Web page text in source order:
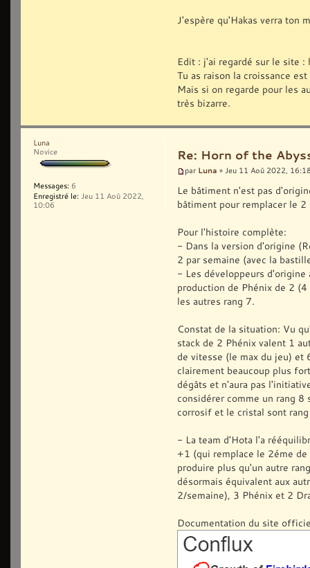
J'espère qu'Hakas verra ton
Edit : j'ai regardé sur le site :
Tu as raison la croissance
Mais si on regarde pour les
très bizarre.
Re: Horn of the
par Luna » Jeu 11 Aoû 2022,
Le bâtiment n'est pas
bâtiment pour remplacer le
Pour l'histoire complète:
- Dans la version d'origine
2 par semaine (avec la
- Les développeurs
production de Phénix de 2
les autres rang 7.
Constat de la situation: Vu
stack de 2 Phénix valent 1
de vitesse (le max du jeu)
clairement beaucoup plus
dégâts et n'aura pas
considérer comme un rang
corrosif et le cristal sont
- La team d'Hota l'a
+1 (qui remplace le 2éme
produire plus qu'un autre
désormais équivalent aux
2/semaine), 3 Phénix et 2
Documentation du site
Luna
Novice
Messages: 6
Enregistré le: Jeu 11 Aoû 2022,
10:06